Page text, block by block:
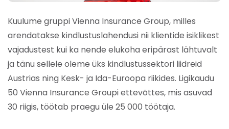
Kuulume gruppi Vienna Insurance Group, milles
arendatakse kindlustuslahendusi nii klientide isiklikest
vajadustest kui ka nende elukoha eripärast lähtuvalt
ja tänu sellele oleme üks kindlustussektori liidreid
Austrias ning Kesk- ja Ida-Euroopa riikides. Ligikaudu
50 Vienna Insurance Groupi ettevõttes, mis asuvad
30 riigis, töötab praegu üle 25 000 töötaja.